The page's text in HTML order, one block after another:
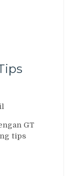
GT
tips